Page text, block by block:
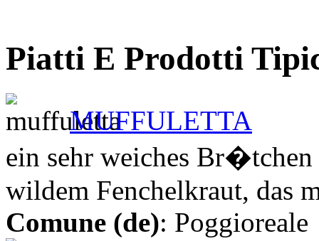
Piatti E Prodotti
MUFFULETTA
ein sehr weiches
wildem Fenchelkraut, das
Comune (de): Poggioreale